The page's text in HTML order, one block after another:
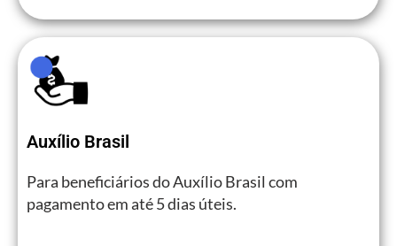
Auxílio Brasil
Para beneficiários do Auxílio Brasil com
pagamento em até 5 dias úteis.